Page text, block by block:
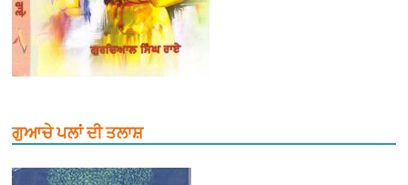
ਗੁਆਚੇ ਪਲਾਂ ਦੀ ਤਲਾਸ਼